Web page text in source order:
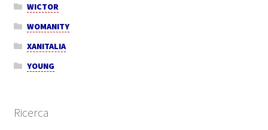
WICTOR
WOMANITY
XANITALIA
YOUNG
Ricerca